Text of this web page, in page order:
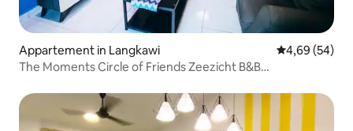
Appartement in Langkawi Gemiddelde
4,69 (54)
The Moments Circle of Friends Zeezicht B&B